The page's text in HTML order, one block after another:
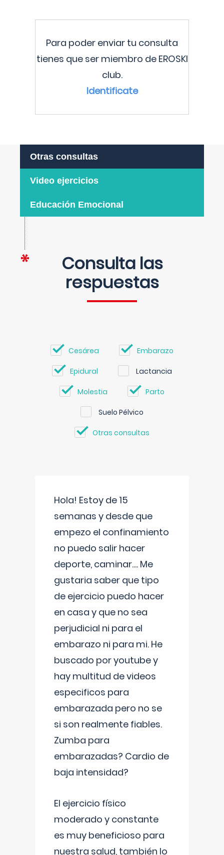
Para poder enviar tu consulta
tienes que ser miembro de EROSKI
club.
Identificate
Otras consultas
Video ejercicios
Educación Emocional
Consulta las
respuestas
Cesárea Embarazo
Epidural Lactancia
Molestia Parto
Suelo Pélvico
Otras consultas
Hola! Estoy de 15
semanas y desde que
empezo el confinamiento
no puedo salir hacer
deporte, caminar.... Me
gustaria saber que tipo
de ejercicio puedo hacer
en casa y que no sea
perjudicial ni para el
embarazo ni para mi. He
buscado por youtube y
hay multitud de videos
especificos para
embarazada pero no se
si son realmente fiables.
Zumba para
embarazadas? Cardio de
baja intensidad?
El ejercicio físico
moderado y constante
es muy beneficioso para
nuestra salud, también lo